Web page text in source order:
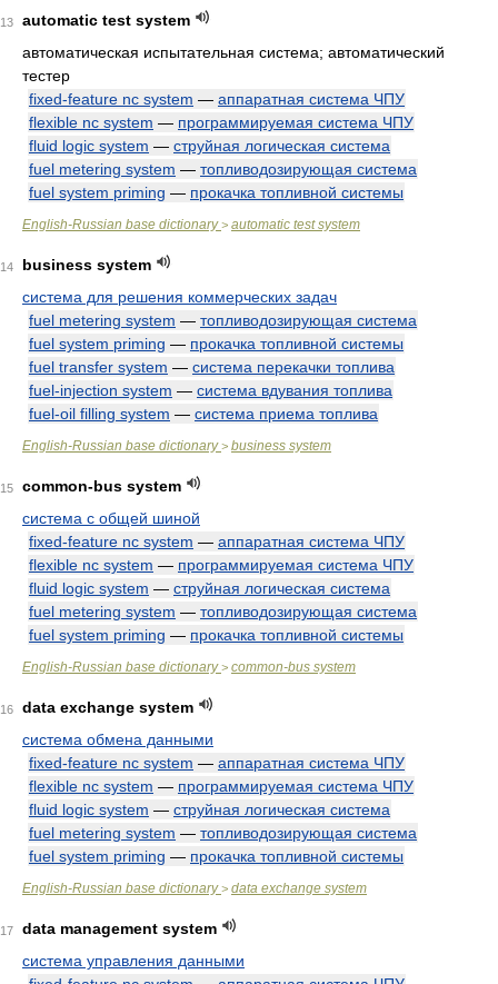
13
automatic test system
автоматическая испытательная система; автоматический
тестер
fixed-feature nc system — аппаратная система ЧПУ
flexible nc system — программируемая система ЧПУ
fluid logic system — струйная логическая система
fuel metering system — топливодозирующая система
fuel system priming — прокачка топливной системы
English-Russian base dictionary> automatic test system
14
business system
система для решения коммерческих задач
fuel metering system — топливодозирующая система
fuel system priming — прокачка топливной системы
fuel transfer system — система перекачки топлива
fuel-injection system — система вдувания топлива
fuel-oil filling system — система приема топлива
English-Russian base dictionary> business system
15
common-bus system
система с общей шиной
fixed-feature nc system — аппаратная система ЧПУ
flexible nc system — программируемая система ЧПУ
fluid logic system — струйная логическая система
fuel metering system — топливодозирующая система
fuel system priming — прокачка топливной системы
English-Russian base dictionary> common-bus system
16
data exchange system
система обмена данными
fixed-feature nc system — аппаратная система ЧПУ
flexible nc system — программируемая система ЧПУ
fluid logic system — струйная логическая система
fuel metering system — топливодозирующая система
fuel system priming — прокачка топливной системы
English-Russian base dictionary> data exchange system
17
data management system
система управления данными